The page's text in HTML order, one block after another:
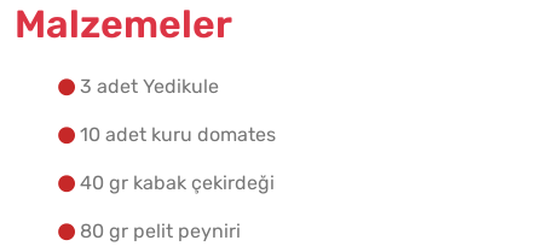
Malzemeler
3 adet Yedikule
10 adet kuru domates
40 gr kabak çekirdeği
80 gr pelit peyniri